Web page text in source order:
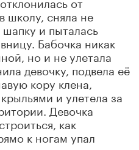
школу, сняла не
и пыталась
Бабочка никак
но и не улетала
девочку, подвела её
кору клена,
и улетела за
Девочка
как
к ногам упал